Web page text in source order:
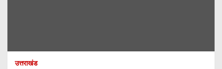
उत्तराखंड